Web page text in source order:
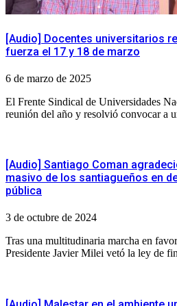
[Audio] Docentes universitarios
fuerza el 17 y 18 de marzo
6 de marzo de 2025
El Frente Sindical de Universidades
reunión del año y resolvió convocar a
[Audio] Santiago Coman
masivo de los santiagueños en
pública
3 de octubre de 2024
Tras una multitudinaria marcha en
Presidente Javier Milei vetó la ley de